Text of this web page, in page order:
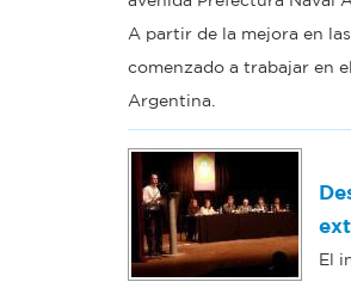
A partir de la mejora en
comenzado a trabajar en
Argentina.
El